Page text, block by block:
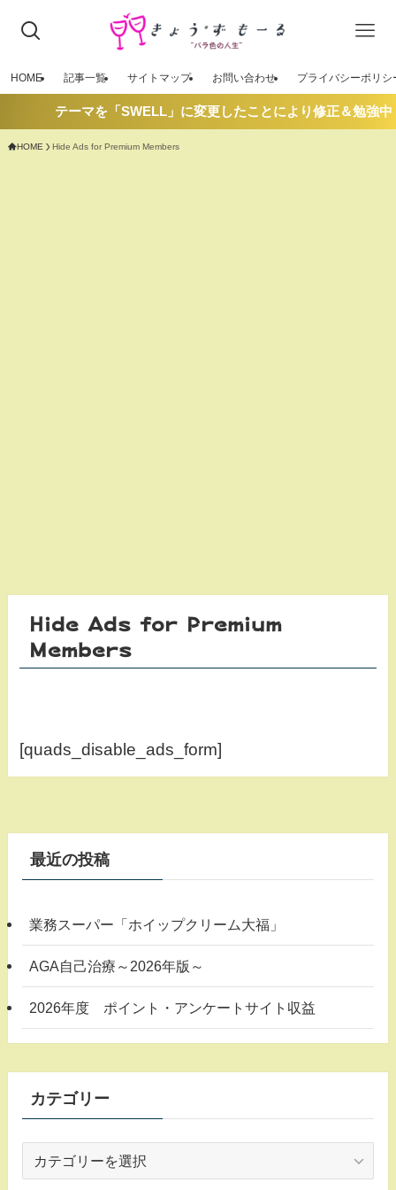
HOME 記事一覧 サイトマップ お問い合わせ プライバシーポリシ
テーマを「SWELL」に変更したことにより修正＆勉強中
HOME Hide Ads for Premium Members
Hide Ads for Premium
Members
[quads_disable_ads_form]
最近の投稿
業務スーパー「ホイップクリーム大福」
AGA自己治療～2026年版～
2026年度 ポイント・アンケートサイト収益
カテゴリー